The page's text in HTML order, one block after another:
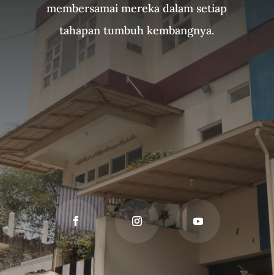
membersamai mereka dalam setiap
tahapan tumbuh kembangnya.
SUBSCRIBE